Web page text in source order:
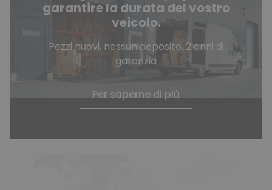
garantire la durata del vostro
veicolo.
Pezzi nuovi, nessun deposito, 2 anni di
garanzia
Per saperne di più